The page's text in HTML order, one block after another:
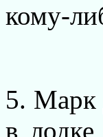
кому-
5. Марк
в